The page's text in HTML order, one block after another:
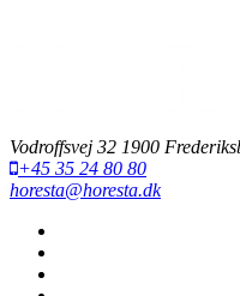
Vodroffsvej 32 1900
+45 35 24 80 80
horesta@horesta.dk